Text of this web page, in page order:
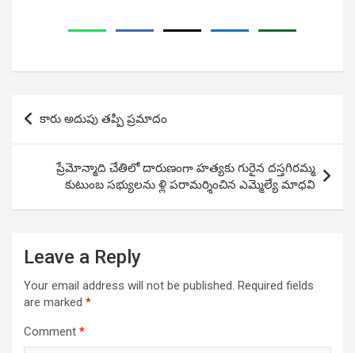
Post
navigation
కారు అదుపు తప్పి ప్రమాదం
ప్రేమోన్మాది చేతిలో దారుణంగా హత్యకు గురైన దస్తగిరమ్మ
కుటుంబ సభ్యులను ళ్లి పరామర్శించిన ఎమ్మెల్యే మాధవి
Leave a Reply
Your email address will not be published. Required fields
are marked *
Comment *